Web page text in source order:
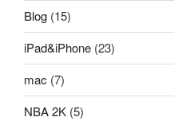
Blog (15)
iPad&iPhone (23)
mac (7)
NBA 2K (5)